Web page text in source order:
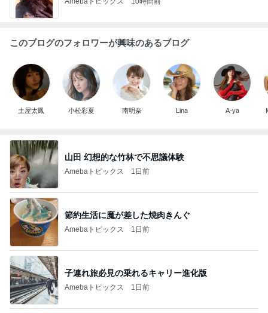
このブログのフォロワーが興味のあるブログ
土屋太鳳 小松彩夏 南明奈 Lina A-ya
山田 幻想的な竹林で不思議体験
Amebaトピックス 1日前
節約生活に魔が差した焼肉きんぐ
Amebaトピックス 1日前
子連れ旅必見の乗れるキャリー進化版
Amebaトピックス 1日前